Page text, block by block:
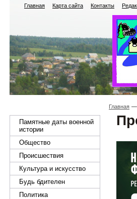
Главная Карта сайта Контакты
Памятные даты военной
истории
Общество
Происшествия
Культура и искусство
Будь бдителен
Политика
Главная